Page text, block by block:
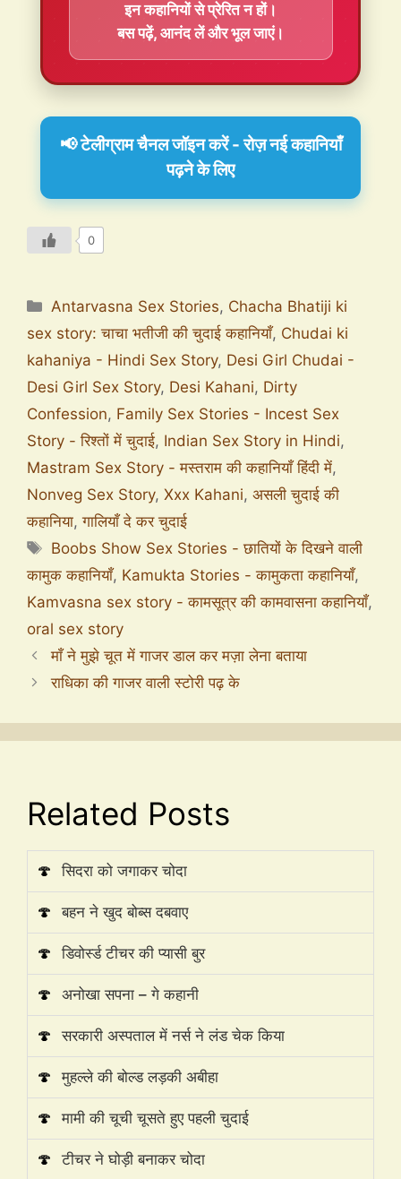
इन कहानियों से प्रेरित न हों।
बस पढ़ें, आनंद लें और भूल जाएं।
📢 टेलीग्राम चैनल जॉइन करें - रोज़ नई कहानियाँ
पढ़ने के लिए
0
Antarvasna Sex Stories, Chacha Bhatiji ki
sex story: चाचा भतीजी की चुदाई कहानियाँ, Chudai ki
kahaniya - Hindi Sex Story, Desi Girl Chudai -
Desi Girl Sex Story, Desi Kahani, Dirty
Confession, Family Sex Stories - Incest Sex
Story - रिश्तों में चुदाई, Indian Sex Story in Hindi,
Mastram Sex Story - मस्तराम की कहानियाँ हिंदी में,
Nonveg Sex Story, Xxx Kahani, असली चुदाई की
कहानिया,गालियाँ दे कर चुदाई
Boobs Show Sex Stories - छातियों के दिखने वाली
कामुक कहानियाँ, Kamukta Stories - कामुकता कहानियाँ,
Kamvasna sex story - कामसूत्र की कामवासना कहानियाँ,
oral sex story
माँ ने मुझे चूत में गाजर डाल कर मज़ा लेना बताया
राधिका की गाजर वाली स्टोरी पढ़ के
Related Posts
🍄 सिदरा को जगाकर चोदा
🍄 बहन ने खुद बोब्स दबवाए
🍄 डिवोर्स्ड टीचर की प्यासी बुर
🍄 अनोखा सपना – गे कहानी
🍄 सरकारी अस्पताल में नर्स ने लंड चेक किया
🍄 मुहल्ले की बोल्ड लड़की अबीहा
🍄 मामी की चूची चूसते हुए पहली चुदाई
🍄 टीचर ने घोड़ी बनाकर चोदा